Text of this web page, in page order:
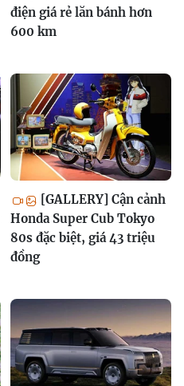
điện giá rẻ lăn bánh hơn
600 km
[GALLERY] Cận cảnh
Honda Super Cub Tokyo
80s đặc biệt, giá 43 triệu
đồng